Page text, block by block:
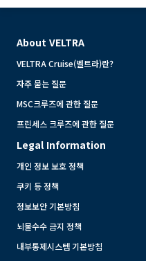
About VELTRA
VELTRA Cruise(벨트라)란?
자주 묻는 질문
MSC크루즈에 관한 질문
프린세스 크루즈에 관한 질문
Legal Information
개인 정보 보호 정책
쿠키 등 정책
정보보안 기본방침
뇌물수수 금지 정책
내부통제시스템 기본방침